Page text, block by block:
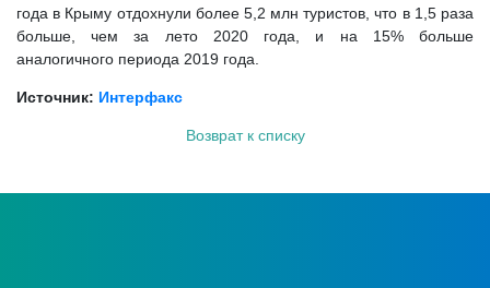
года в Крыму отдохнули более 5,2 млн туристов, что в 1,5 раза
больше, чем за лето 2020 года, и на 15% больше
аналогичного периода 2019 года.
Источник: Интерфакс
Возврат к списку